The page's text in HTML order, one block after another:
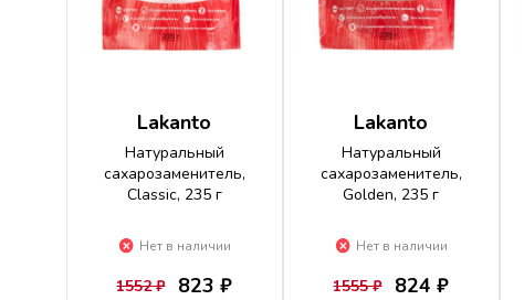
Lakanto
Натуральный
сахарозаменитель,
Classic, 235 г
Нет в наличии
1552 ₽ 823 ₽
Lakanto
Натуральный
сахарозаменитель,
Golden, 235 г
Нет в наличии
1555 ₽ 824 ₽